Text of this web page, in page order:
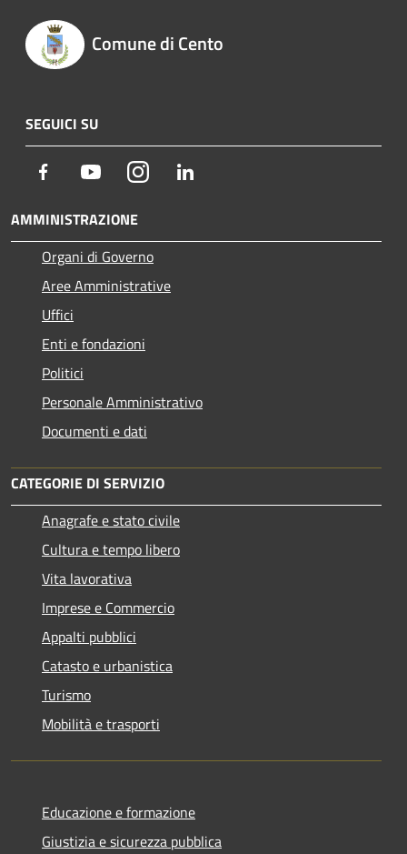
Comune di Cento
SEGUICI SU
Facebook YoutubeInstagram
AMMINISTRAZIONE
Organi di Governo
Aree Amministrative
Uffici
Enti e fondazioni
Politici
Personale Amministrativo
Documenti e dati
CATEGORIE DI SERVIZIO
Anagrafe e stato civile
Cultura e tempo libero
Vita lavorativa
Imprese e Commercio
Appalti pubblici
Catasto e urbanistica
Turismo
Mobilità e trasporti
Educazione e formazione
Giustizia e sicurezza pubblica